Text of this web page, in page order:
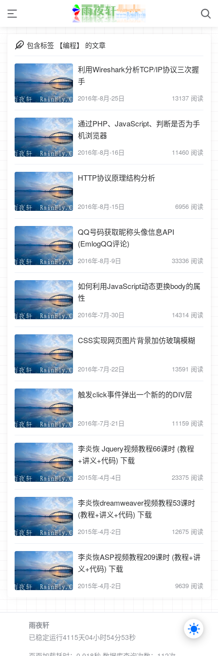
包含标签 【编程】 的文章
利用Wireshark分析TCP/IP协议三次握
手
2016年-8月-25日 13137 阅读
通过PHP、JavaScript、判断是否为手
机浏览器
2016年-8月-16日 11460 阅读
HTTP协议原理结构分析
2016年-8月-15日 6956 阅读
QQ号码获取昵称头像信息API
(EmlogQQ评论)
2016年-8月-9日 33336 阅读
如何利用JavaScript动态更换body的属
性
2016年-7月-30日 14314 阅读
CSS实现网页图片背景加仿玻璃模糊
2016年-7月-22日 13591 阅读
触发click事件弹出一个新的的DIV层
2016年-7月-21日 11159 阅读
李炎恢 Jquery视频教程66课时 (教程
+讲义+代码) 下载
2015年-4月-4日 23375 阅读
李炎恢dreamweaver视频教程53课时
(教程+讲义+代码) 下载
2015年-4月-2日 12675 阅读
李炎恢ASP视频教程209课时 (教程+讲
义+代码) 下载
2015年-4月-2日 9639 阅读
雨夜轩
已稳定运行4115天04小时54分53秒